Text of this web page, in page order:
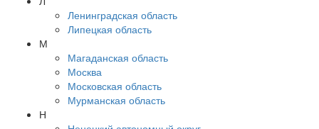
Ленинградская область
Липецкая область
М
Магаданская область
Москва
Московская область
Мурманская область
Н